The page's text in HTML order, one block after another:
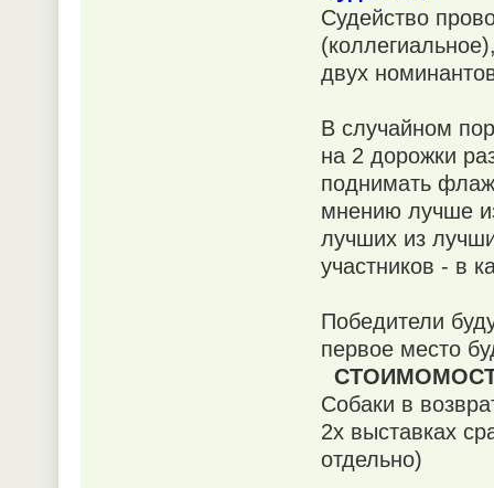
Судейство
двух
В случайном
на 2 дорожки
поднимать
мнению лучше
лучших из
участников - в
Победители
первое место
Собаки в
2х выставках
отдельно)